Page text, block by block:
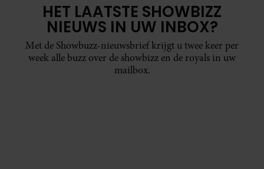
HET LAATSTE SHOWBIZZ
NIEUWS IN UW INBOX?
Met de Showbuzz-nieuwsbrief krijgt u twee keer per
week alle buzz over de showbizz en de royals in uw
mailbox.